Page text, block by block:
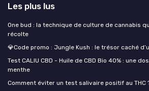
Les plus lus
One bud : la technique de culture de cannabis
récolte
💎Code promo : Jungle Kush : le trésor caché
Test CALIU CBD - Huile de CBD Bio 40% : une
menthe
Comment éviter un test salivaire positif au THC